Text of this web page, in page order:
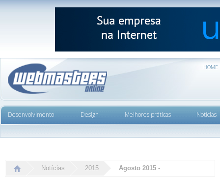
HOME
Desenvolvimento Design Melhores práticas Notícias
Notícias 2015 Agosto 2015 -